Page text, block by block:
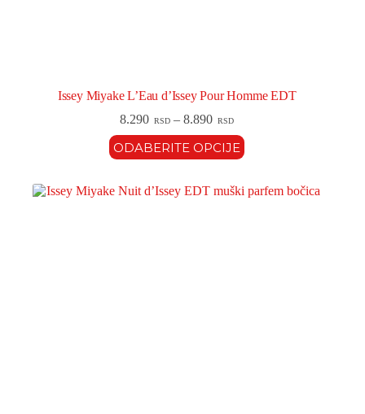
Issey Miyake L’Eau d’Issey Pour Homme EDT
8.290 RSD – 8.890 RSD
ODABERITE OPCIJE